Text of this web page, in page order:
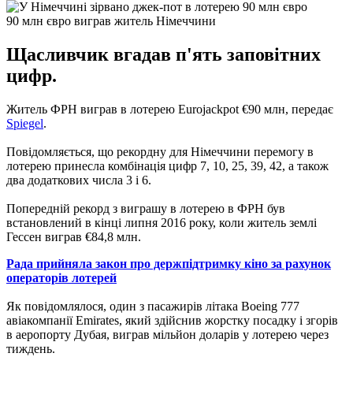
90 млн євро виграв житель Німеччини
Щасливчик вгадав п'ять заповітних
цифр.
Житель ФРН виграв в лотерею Eurojackpot €90 млн, передає
Spiegel.
Повідомляється, що рекордну для Німеччини перемогу в
лотерею принесла комбінація цифр 7, 10, 25, 39, 42, а також
два додаткових числа 3 і 6.
Попередній рекорд з виграшу в лотерею в ФРН був
встановлений в кінці липня 2016 року, коли житель землі
Гессен виграв €84,8 млн.
Рада прийняла закон про держпідтримку кіно за рахунок
операторів лотерей
Як повідомлялося, один з пасажирів літака Boeing 777
авіакомпанії Emirates, який здійснив жорстку посадку і згорів
в аеропорту Дубая, виграв мільйон доларів у лотерею через
тиждень.